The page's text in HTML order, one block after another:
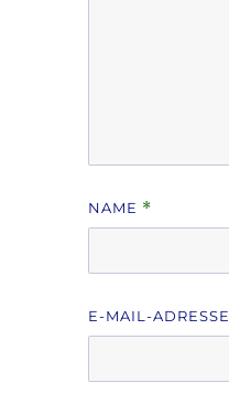
NAME *
E-MAIL-ADRESSE